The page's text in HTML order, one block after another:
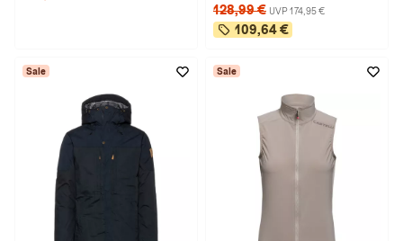
128,99 € UVP 174,95 €
109,64 €
Sale Sale